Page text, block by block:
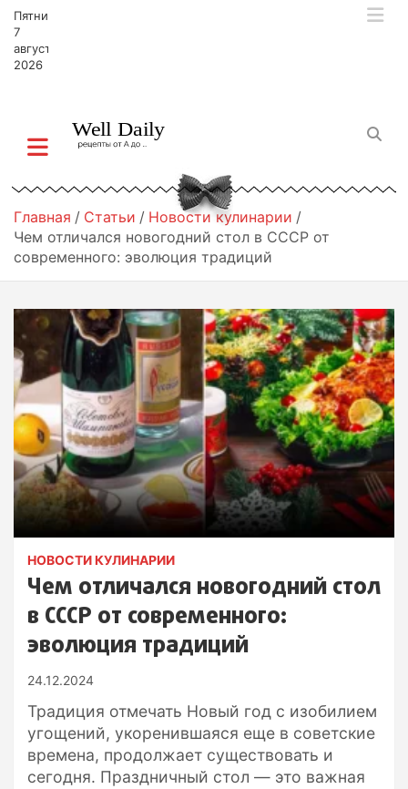
Пятница,
7
августа,
2026
Главная Статьи
Новости кулинарии
Чем отличался новогодний стол в СССР от
современного: эволюция традиций
НОВОСТИ КУЛИНАРИИ
Чем отличался новогодний стол
в СССР от современного:
эволюция традиций
24.12.2024
Традиция отмечать Новый год с изобилием
угощений, укоренившаяся еще в советские
времена, продолжает существовать и
сегодня. Праздничный стол — это важная